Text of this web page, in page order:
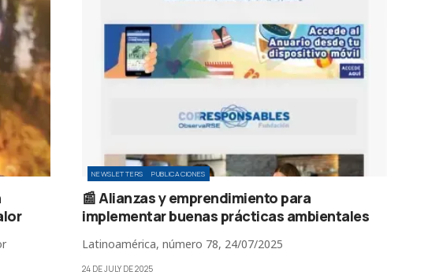
NEWSLETTERS PUBLICACIONES
📰 Alianzas y emprendimiento para
implementar buenas prácticas ambientales
Latinoamérica, número 78, 24/07/2025
24 DE JULY DE 2025